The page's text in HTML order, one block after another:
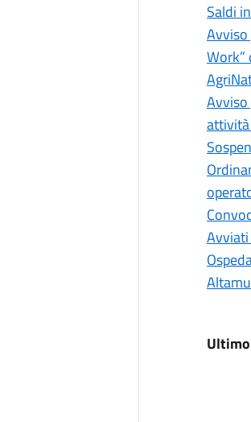
Saldi
Work”
Avviati